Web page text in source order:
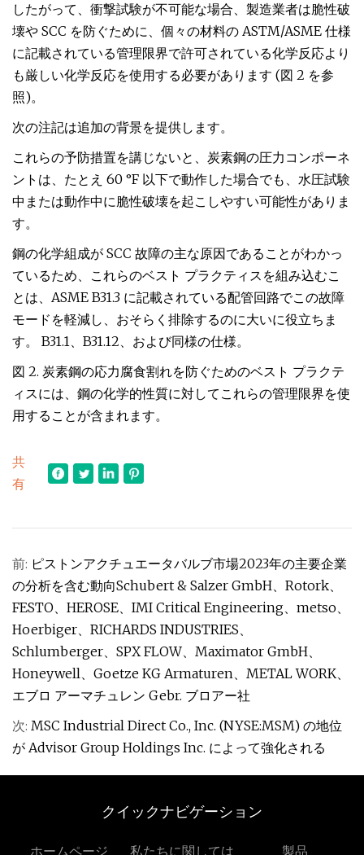
したがって、衝撃試験が不可能な場合、製造業者は脆性破
壊や SCC を防ぐために、個々の材料の ASTM/ASME 仕様
に記載されている管理限界で許可されている化学反応より
も厳しい化学反応を使用する必要があります (図 2 を参
照)。
次の注記は追加の背景を提供します。
これらの予防措置を講じないと、炭素鋼の圧力コンポーネ
ントは、たとえ 60 °F 以下で動作した場合でも、水圧試験
中または動作中に脆性破壊を起こしやすい可能性がありま
す。
鋼の化学組成が SCC 故障の主な原因であることがわかっ
ているため、これらのベスト プラクティスを組み込むこ
とは、ASME B31.3 に記載されている配管回路でこの故障
モードを軽減し、おそらく排除するのに大いに役立ちま
す。 B31.1、B31.12、および同様の仕様。
図 2. 炭素鋼の応力腐食割れを防ぐためのベスト プラクテ
ィスには、鋼の化学的性質に対してこれらの管理限界を使
用することが含まれます。
共
有
前: ピストンアクチュエータバルブ市場2023年の主要企業
の分析を含む動向Schubert & Salzer GmbH、Rotork、
FESTO、HEROSE、IMI Critical Engineering、metso、
Hoerbiger、RICHARDS INDUSTRIES、
Schlumberger、SPX FLOW、Maximator GmbH、
Honeywell、Goetze KG Armaturen、METAL WORK、
エブロ アーマチュレン Gebr. ブロアー社
次: MSC Industrial Direct Co., Inc. (NYSE:MSM) の地位
が Advisor Group Holdings Inc. によって強化される
クイックナビゲーション
ホームページ 私たちに関しては 製品